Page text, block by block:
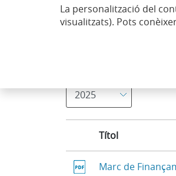
La personalització del
visualitzats). Pots
Marc
Títol
Marc de